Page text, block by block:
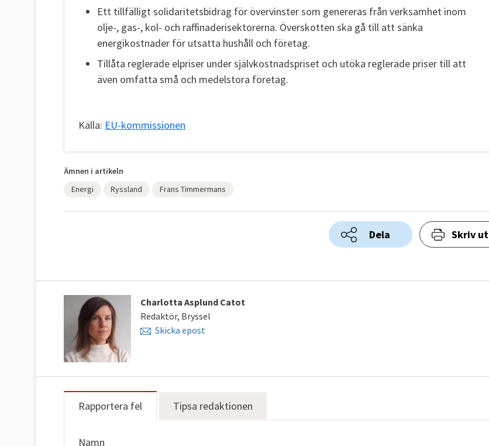
Ett tillfälligt solidaritetsbidrag för övervinster som genereras från verksamhet inom
olje-, gas-, kol- och raffinaderisektorerna. Överskotten ska gå till att sänka
energikostnader för utsatta hushåll och företag.
Tillåta reglerade elpriser under självkostnadspriset och utöka reglerade priser till att
även omfatta små och medelstora företag.
Källa: EU-kommissionen
Ämnen i artikeln
Energi
Ryssland Frans Timmermans
Dela Skriv ut
Charlotta Asplund Catot
Redaktör, Bryssel
Skicka epost
Rapportera fel Tipsa redaktionen
Namn